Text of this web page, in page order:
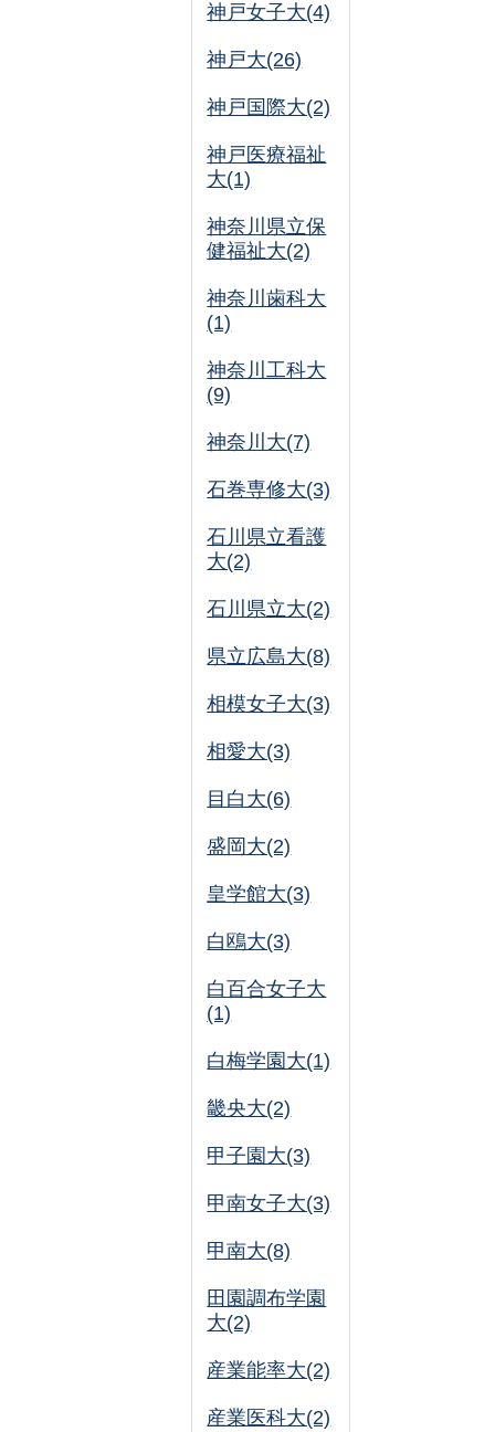
神戸女子大(4)
神戸大(26)
神戸国際大(2)
神戸医療福祉
大(1)
神奈川県立保
健福祉大(2)
神奈川歯科大
(1)
神奈川工科大
(9)
神奈川大(7)
石巻専修大(3)
石川県立看護
大(2)
石川県立大(2)
県立広島大(8)
相模女子大(3)
相愛大(3)
目白大(6)
盛岡大(2)
皇学館大(3)
白鴎大(3)
白百合女子大
(1)
白梅学園大(1)
畿央大(2)
甲子園大(3)
甲南女子大(3)
甲南大(8)
田園調布学園
大(2)
産業能率大(2)
産業医科大(2)